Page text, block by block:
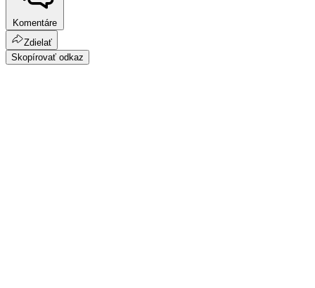
Komentáre
Zdielať
Skopírovať odkaz